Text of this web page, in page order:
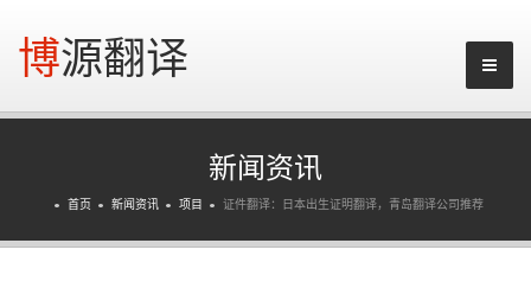
博源翻译
新闻资讯
首页 新闻资讯 项目 证件翻译：日本出生证明翻译，青岛翻译公司推荐